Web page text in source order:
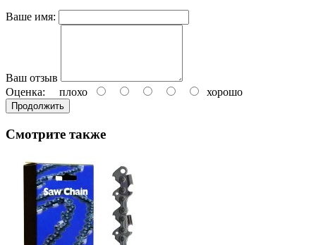
Ваше имя:
Ваш отзыв
Оценка: плохо хорошо
Продолжить
Смотрите также